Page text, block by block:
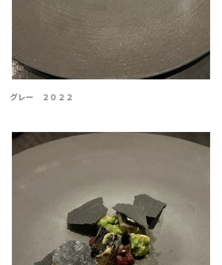
グレー ２０２２